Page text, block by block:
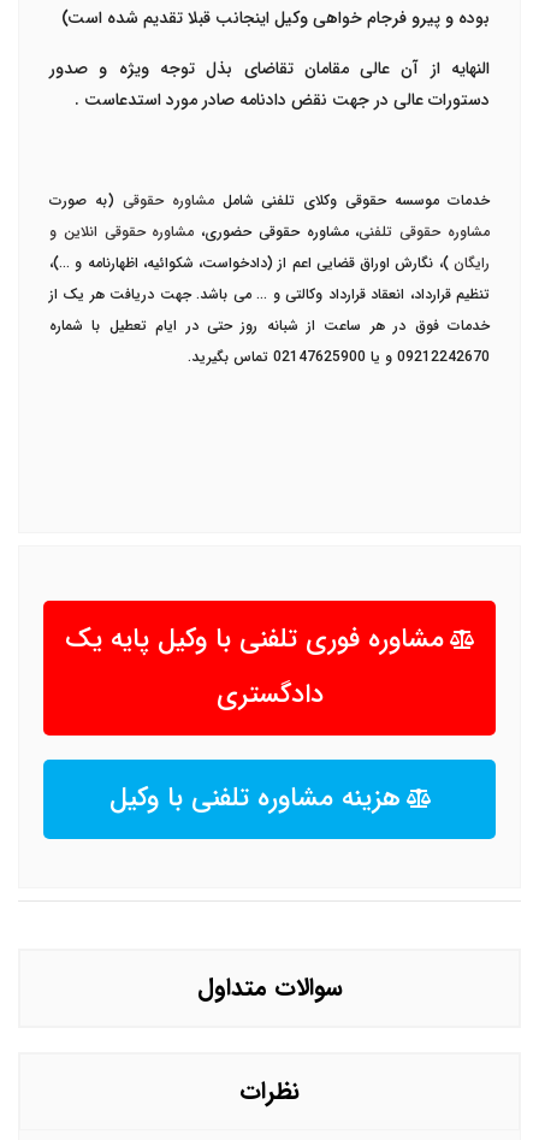
بوده و پیرو فرجام خواهی وکیل اینجانب قبلا تقدیم شده است)
النهایه از آن عالی مقامان تقاضای بذل توجه ویژه و صدور
دستورات عالی در جهت نقض دادنامه صادر مورد استدعاست .
خدمات موسسه حقوقی وکلای تلفنی شاملمشاوره حقوقی (به صورت
مشاوره حقوقی تلفنی، مشاوره حقوقی حضوری، مشاوره حقوقی انلاین و
رایگان )، نگارش اوراق قضایی اعم از (دادخواست، شکوائیه، اظهارنامه و ...)،
تنظیم قرارداد، انعقاد قرارداد وکالتی و ... می باشد. جهت دریافت هر یک از
خدمات فوق در هر ساعت از شبانه روز حتی در ایام تعطیل با شماره
09212242670 و یا 02147625900 تماس بگیرید.
مشاوره فوری تلفنی با وکیل پایه یک
دادگستری
هزینه مشاوره تلفنی با وکیل
سوالات متداول
نظرات